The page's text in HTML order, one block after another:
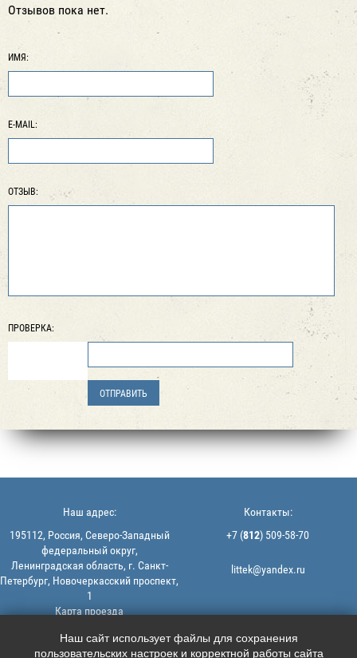
Отзывов пока нет.
ИМЯ:
E-MAIL:
ОТЗЫВ:
ПРОВЕРКА:
© 2013-2026 | ООО "ЛИТТЕК" -
производство и продажа РТИ
Наш адрес:
195112, Россия, Северо-Западный
федеральный округ,
Ленинградская область, г. Санкт-
Петербург, Новочеркасский проспект,
1
Карта проезда
Контакты:
+7 (812) 509-58-70
littek@yandex.ru
Мы в соцсетях:
Наш сайт использует файлы для сохранения
пользовательских настроек и корректной работы сайта